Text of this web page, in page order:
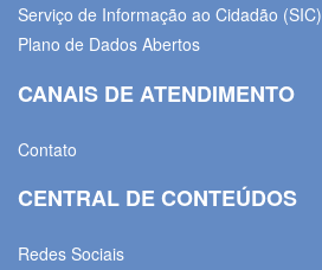
Serviço de Informação ao Cidadão (SIC)
Plano de Dados Abertos
CANAIS DE ATENDIMENTO
Contato
CENTRAL DE CONTEÚDOS
Redes Sociais